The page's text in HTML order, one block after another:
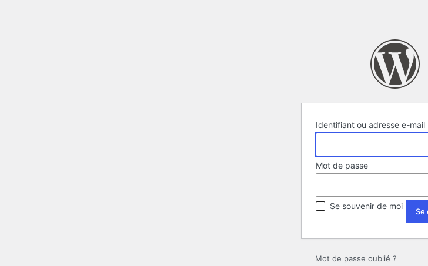
Identifiant ou adresse e-mail
Mot de passe
Se souvenir de moi
Mot de passe oublié ?